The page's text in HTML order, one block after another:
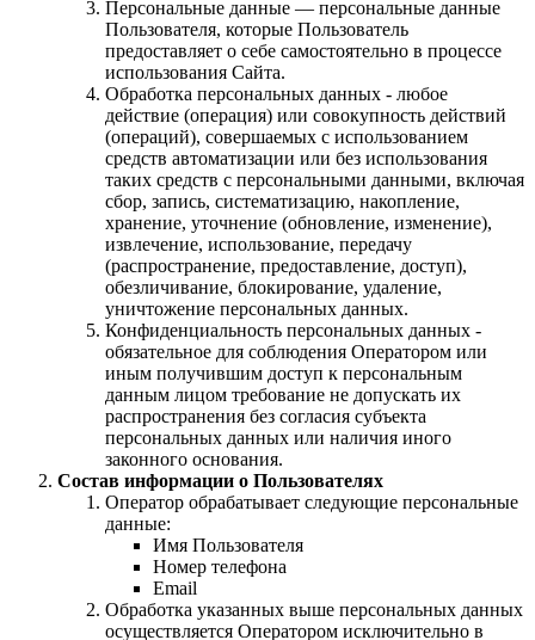
Персональные данные — персональные данные
Пользователя, которые Пользователь
предоставляет о себе самостоятельно в процессе
использования Сайта.
Обработка персональных данных - любое
действие (операция) или совокупность действий
(операций), совершаемых с использованием
средств автоматизации или без использования
таких средств с персональными данными, включая
сбор, запись, систематизацию, накопление,
хранение, уточнение (обновление, изменение),
извлечение, использование, передачу
(распространение, предоставление, доступ),
обезличивание, блокирование, удаление,
уничтожение персональных данных.
Конфиденциальность персональных данных -
обязательное для соблюдения Оператором или
иным получившим доступ к персональным
данным лицом требование не допускать их
распространения без согласия субъекта
персональных данных или наличия иного
законного основания.
Состав информации о Пользователях
Оператор обрабатывает следующие персональные
данные:
Имя Пользователя
Номер телефона
Email
Обработка указанных выше персональных данных
осуществляется Оператором исключительно в